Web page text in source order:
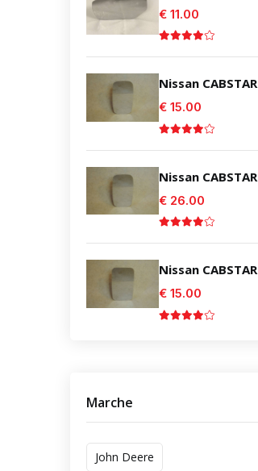
€ 11.00
Nissan CABSTAR
€ 15.00
Nissan CABSTAR
€ 26.00
Nissan CABSTAR
€ 15.00
Marche
John Deere